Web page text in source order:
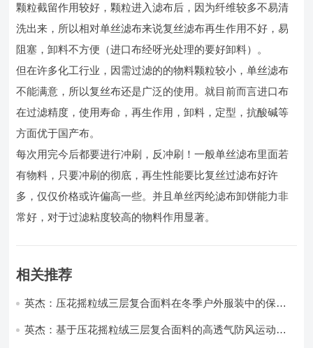
颗粒截留作用较好，颗粒进入滤布后，因为纤维较多不易清
洗出来，所以相对单丝滤布来说复丝滤布再生作用不好，易
阻塞，卸料不方便（进口布经呀光处理的要好卸料）。
但在许多化工行业，因需过滤的的物料颗粒较小，单丝滤布
不能满意，所以复丝布还是广泛的使用。就目前而言进口布
在过滤精度，使用寿命，再生作用，卸料，定型，抗酸碱等
方面优于国产布。
每次用完今后都要进行冲刷，反冲刷！一般单丝滤布里面若
有物料，只要冲刷的彻底，再生性能要比复丝过滤布好许
多，仅仅价格或许偏高一些。并且单丝丙纶滤布卸饼能力非
常好，对于过滤粘度较高的物料作用显著。
相关推荐
英杰：压花摇粒绒三层复合面料在冬季户外服装中的保暖
英杰：基于压花摇粒绒三层复合面料的高透气防风运动服